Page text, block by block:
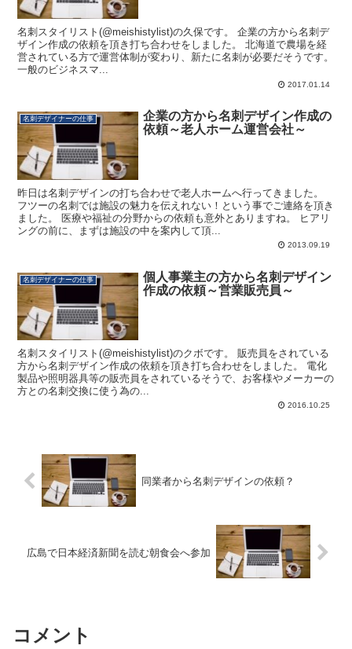
名刺スタイリスト(@meishistylist)の久保です。 企業の方から名刺デ
ザイン作成の依頼を頂き打ち合わせをしました。 北海道で農場を経
営されている方で運営体制が変わり、新たに名刺が必要だそうです。
一般のビジネスマ...
2017.01.14
名刺デザイナーの仕事
企業の方から名刺デザイン作成の
依頼～老人ホーム運営会社～
昨日は名刺デザインの打ち合わせで老人ホームへ行ってきました。
フツーの名刺では施設の魅力を伝えれない！という事でご連絡を頂き
ました。 医療や福祉の分野からの依頼も意外とありますね。 ヒアリ
ングの前に、まずは施設の中を案内して頂...
2013.09.19
名刺デザイナーの仕事
個人事業主の方から名刺デザイン
作成の依頼～営業販売員～
名刺スタイリスト(@meishistylist)のクボです。 販売員をされている
方から名刺デザイン作成の依頼を頂き打ち合わせをしました。 電化
製品や照明器具等の販売員をされているそうで、お客様やメーカーの
方との名刺交換に使う為の...
2016.10.25
同業者から名刺デザインの依頼？
広島で日本経済新聞を読む朝食会へ参加
コメント